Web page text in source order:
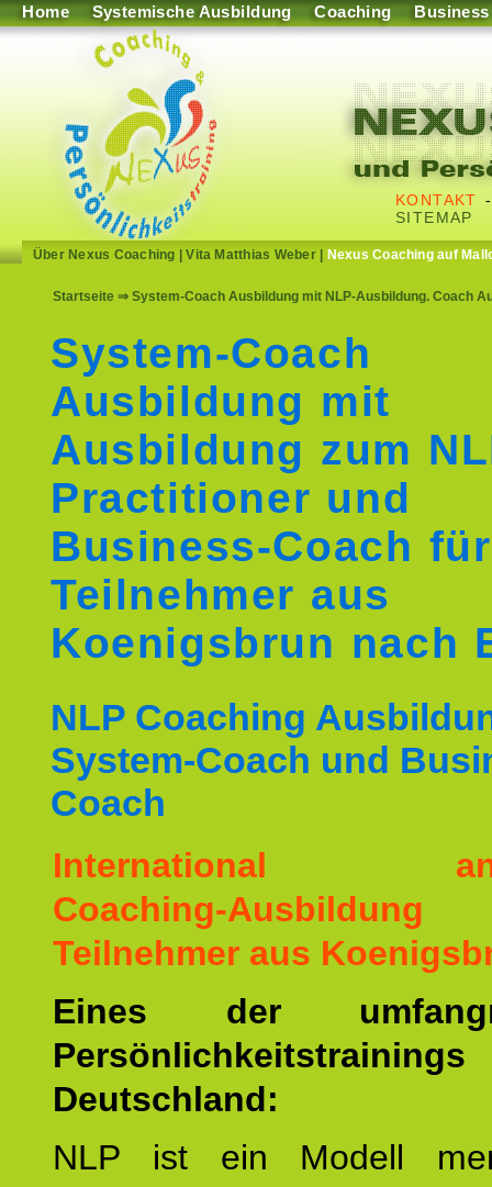
Home Systemische Ausbildung Coaching Business
KONTAKT
SITEMAP
Über Nexus Coaching |Vita Matthias Weber| Nexus Coaching auf
Startseite ⇒ System-Coach Ausbildung mit NLP-Ausbildung. Coach
System-Coach
Ausbildung mit
Ausbildung zum
Practitioner und
Business-Coach für
Teilnehmer aus
Koenigsbrun nach
NLP Coaching
System-Coach und
Coach
International
Coaching-
Teilnehmer aus
Eines der
Deutschland:
NLP ist ein Modell